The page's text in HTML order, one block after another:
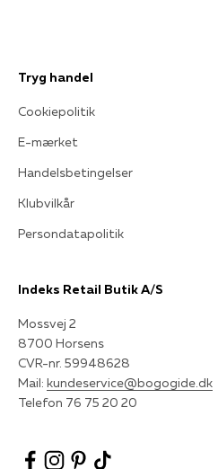
Tryg handel
Cookiepolitik
E-mærket
Handelsbetingelser
Klubvilkår
Persondatapolitik
Indeks Retail Butik A/S
Mossvej 2
8700 Horsens
CVR-nr. 59948628
Mail: kundeservice@bogogide.dk
Telefon 76 75 20 20